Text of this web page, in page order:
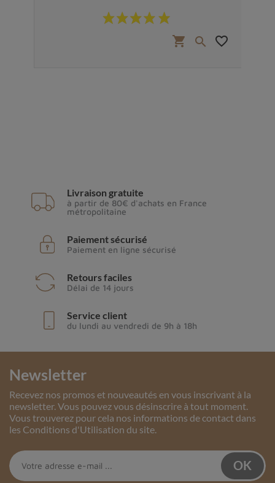
Prix
shopping_cart  favorite_border
Livraison gratuite
à partir de 80€ d'achats en France
métropolitaine
Paiement sécurisé
Paiement en ligne sécurisé
Retours faciles
Délai de 14 jours
Service client
du lundi au vendredi de 9h à 18h
Newsletter
Recevez nos promos et nouveautés en vous inscrivant à la
newsletter. Vous pouvez vous désinscrire à tout moment.
Vous trouverez pour cela nos informations de contact dans
les Conditions d'Utilisation du site.